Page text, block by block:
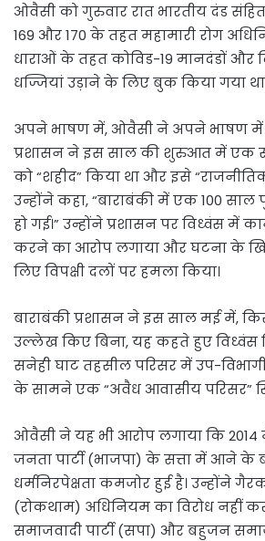
ओवैसी को गुरुवार रात भारतीय दंड संहिता
169 और 170 के तहत महामारी रोग
धाराओं के तहत कोविड-19 मानदंडों और
धज्जियां उड़ाने के लिए बुक किया गया
अपने भाषण में, ओवैसी ने अपने भाषण में
प्रशासन ने इस साल की शुरुआत में एक
को “शहीद” किया था और इसे
उन्होंने कहा, “बाराबंकी में एक 100 साल
हो गई।” उन्होंने प्रशासन पर विध्वंस में
करने का आरोप लगाया और घटना के
लिए विपक्षी दलों पर हमला किया।
बाराबंकी प्रशासन ने इस साल मई में,
उल्लेख किए बिना, यह कहते हुए विध्वंस
सनेही घाट तहसील परिसर में उप-
के सामने एक “अवैध आवासीय परिसर”
ओवैसी ने यह भी आरोप लगाया कि 2014
जनता पार्टी (भाजपा) के सत्ता में आने के
धर्मनिरपेक्षता कमजोर हुई है। उन्होंने
(रोकथाम) अधिनियम का विरोध नहीं
समाजवादी पार्टी (सपा) और बहुजन